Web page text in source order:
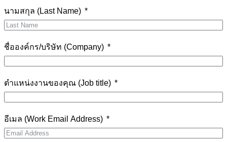
นามสกุล (Last Name)
ชื่อองค์กร/บริษัท (Company)
ตำแหน่งงานของคุณ (Job title)
อีเมล (Work Email Address)